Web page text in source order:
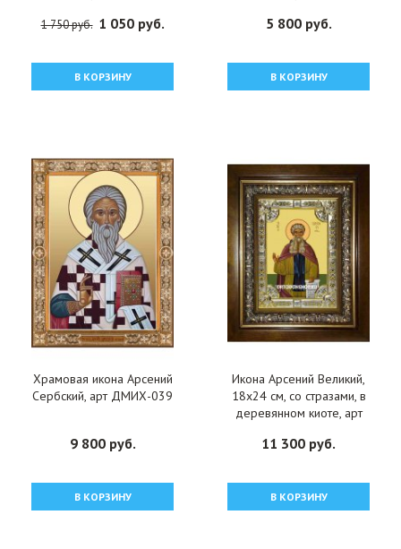
1 750 руб. 1 050 руб.
В КОРЗИНУ
5 800 руб.
В КОРЗИНУ
Храмовая икона Арсений
Сербский, арт ДМИХ-039
9 800 руб.
В КОРЗИНУ
Икона Арсений Великий,
18x24 см, со стразами, в
деревянном киоте, арт
11 300 руб.
В КОРЗИНУ